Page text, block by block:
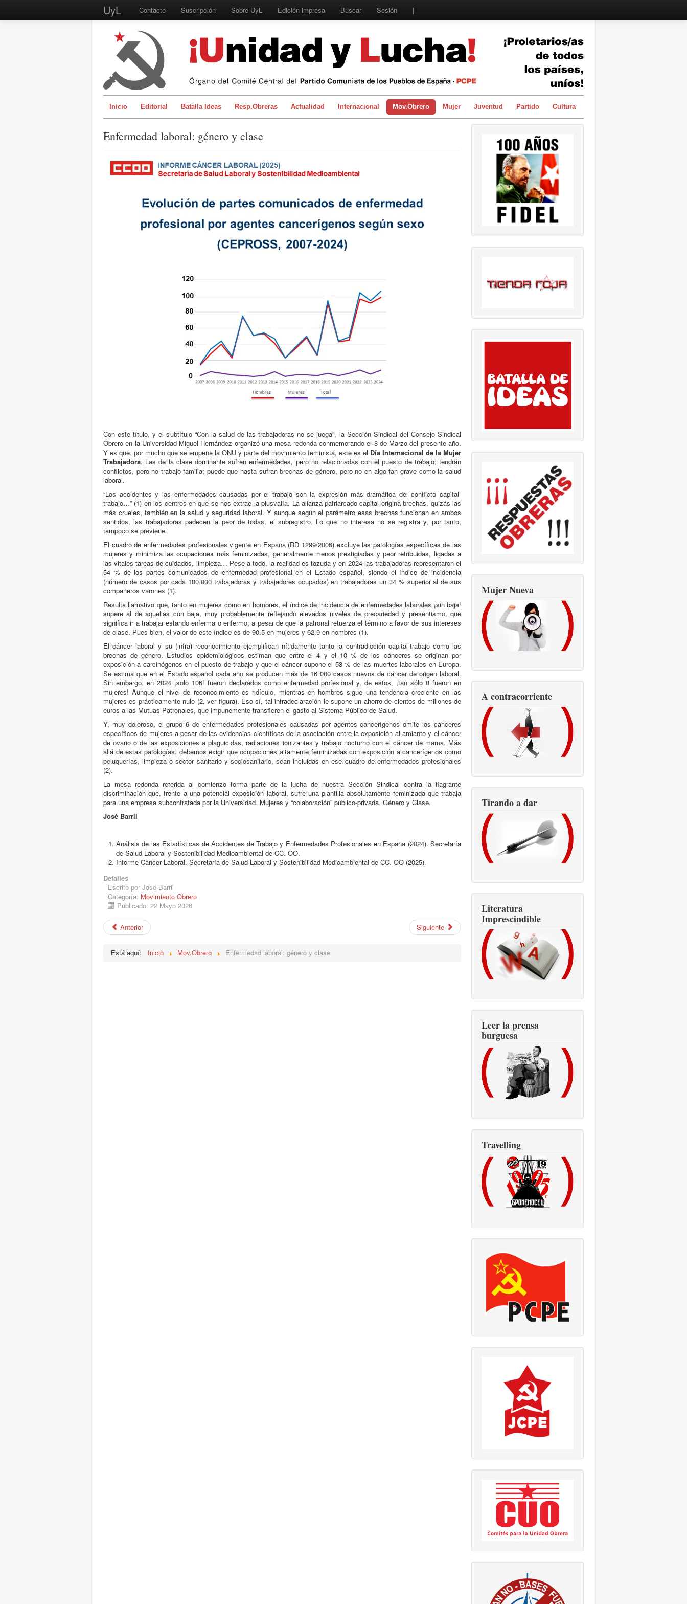
UyL Contacto Suscripción Sobre UyL Edición impresa Buscar Sesión |
Inicio Editorial Batalla Ideas Resp.Obreras Actualidad Internacional Mov.Obrero Mujer Juventud Partido Cultura
Enfermedad laboral: género y clase
Con este título, y el subtítulo “Con la salud de las trabajadoras no se juega”, la Sección Sindical del Consejo Sindical
Obrero en la Universidad Miguel Hernández organizó una mesa redonda conmemorando el 8 de Marzo del presente año.
Y es que, por mucho que se empeñe la ONU y parte del movimiento feminista, este es el Día Internacional de la Mujer
Trabajadora. Las de la clase dominante sufren enfermedades, pero no relacionadas con el puesto de trabajo; tendrán
conflictos, pero no trabajo-familia; puede que hasta sufran brechas de género, pero no en algo tan grave como la salud
laboral.
“Los accidentes y las enfermedades causadas por el trabajo son la expresión más dramática del conflicto capital-
trabajo…” (1) en los centros en que se nos extrae la plusvalía. La alianza patriarcado-capital origina brechas, quizás las
más crueles, también en la salud y seguridad laboral. Y aunque según el parámetro esas brechas funcionan en ambos
sentidos, las trabajadoras padecen la peor de todas, el subregistro. Lo que no interesa no se registra y, por tanto,
tampoco se previene.
El cuadro de enfermedades profesionales vigente en España (RD 1299/2006) excluye las patologías específicas de las
mujeres y minimiza las ocupaciones más feminizadas, generalmente menos prestigiadas y peor retribuidas, ligadas a
las vitales tareas de cuidados, limpieza… Pese a todo, la realidad es tozuda y en 2024 las trabajadoras representaron el
54 % de los partes comunicados de enfermedad profesional en el Estado español, siendo el índice de incidencia
(número de casos por cada 100.000 trabajadoras y trabajadores ocupados) en trabajadoras un 34 % superior al de sus
compañeros varones (1).
Resulta llamativo que, tanto en mujeres como en hombres, el índice de incidencia de enfermedades laborales ¡sin baja!
supere al de aquellas con baja, muy probablemente reflejando elevados niveles de precariedad y presentismo, que
significa ir a trabajar estando enferma o enfermo, a pesar de que la patronal retuerza el término a favor de sus intereses
de clase. Pues bien, el valor de este índice es de 90.5 en mujeres y 62.9 en hombres (1).
El cáncer laboral y su (infra) reconocimiento ejemplifican nítidamente tanto la contradicción capital-trabajo como las
brechas de género. Estudios epidemiológicos estiman que entre el 4 y el 10 % de los cánceres se originan por
exposición a carcinógenos en el puesto de trabajo y que el cáncer supone el 53 % de las muertes laborales en Europa.
Se estima que en el Estado español cada año se producen más de 16 000 casos nuevos de cáncer de origen laboral.
Sin embargo, en 2024 ¡solo 106! fueron declarados como enfermedad profesional y, de estos, ¡tan sólo 8 fueron en
mujeres! Aunque el nivel de reconocimiento es ridículo, mientras en hombres sigue una tendencia creciente en las
mujeres es prácticamente nulo (2, ver figura). Eso sí, tal infradeclaración le supone un ahorro de cientos de millones de
euros a las Mutuas Patronales, que impunemente transfieren el gasto al Sistema Público de Salud.
Y, muy doloroso, el grupo 6 de enfermedades profesionales causadas por agentes cancerígenos omite los cánceres
específicos de mujeres a pesar de las evidencias científicas de la asociación entre la exposición al amianto y el cáncer
de ovario o de las exposiciones a plaguicidas, radiaciones ionizantes y trabajo nocturno con el cáncer de mama. Más
allá de estas patologías, debemos exigir que ocupaciones altamente feminizadas con exposición a cancerígenos como
peluquerías, limpieza o sector sanitario y sociosanitario, sean incluidas en ese cuadro de enfermedades profesionales
(2).
La mesa redonda referida al comienzo forma parte de la lucha de nuestra Sección Sindical contra la flagrante
discriminación que, frente a una potencial exposición laboral, sufre una plantilla absolutamente feminizada que trabaja
para una empresa subcontratada por la Universidad. Mujeres y “colaboración” público-privada. Género y Clase.
José Barril
Análisis de las Estadísticas de Accidentes de Trabajo y Enfermedades Profesionales en España (2024). Secretaría
de Salud Laboral y Sostenibilidad Medioambiental de CC. OO.
Informe Cáncer Laboral. Secretaría de Salud Laboral y Sostenibilidad Medioambiental de CC. OO (2025).
Detalles
Escrito por José Barril
Categoría: Movimiento Obrero
Publicado: 22 Mayo 2026
Anterior Siguiente
Está aquí: Inicio Mov.Obrero Enfermedad laboral: género y clase
Mujer Nueva
A contracorriente
Tirando a dar
Literatura
Imprescindible
Leer la prensa
burguesa
Travelling